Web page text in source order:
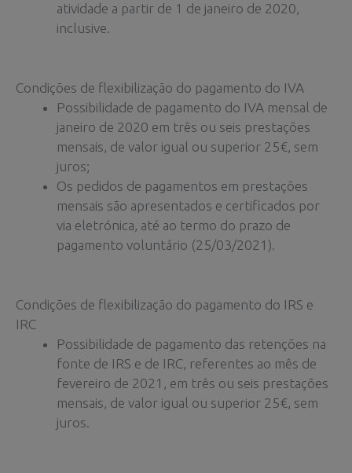
atividade a partir de 1 de janeiro de 2020,
inclusive.
Condições de flexibilização do pagamento do IVA
Possibilidade de pagamento do IVA mensal de
janeiro de 2020 em três ou seis prestações
mensais, de valor igual ou superior 25€, sem
juros;
Os pedidos de pagamentos em prestações
mensais são apresentados e certificados por
via eletrónica, até ao termo do prazo de
pagamento voluntário (25/03/2021).
Condições de flexibilização do pagamento do IRS e
IRC
Possibilidade de pagamento das retenções na
fonte de IRS e de IRC, referentes ao mês de
fevereiro de 2021, em três ou seis prestações
mensais, de valor igual ou superior 25€, sem
juros.